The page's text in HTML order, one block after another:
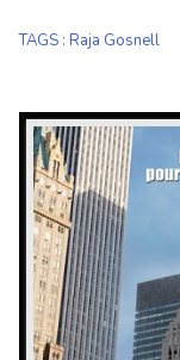
TAGS : Raja Gosnell